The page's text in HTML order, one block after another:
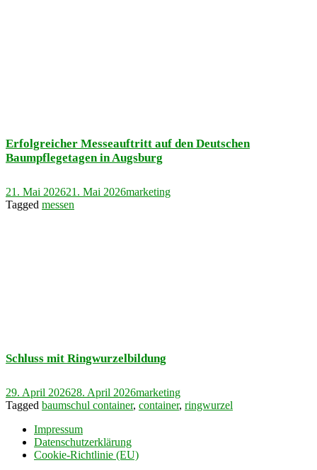
Erfolgreicher Messeauftritt auf den Deutschen
Baumpflegetagen in Augsburg
21. Mai 202621. Mai 2026marketing
Tagged messen
Schluss mit Ringwurzelbildung
29. April 202628. April 2026marketing
Tagged baumschul container, container, ringwurzel
Impressum
Datenschutzerklärung
Cookie-Richtlinie (EU)